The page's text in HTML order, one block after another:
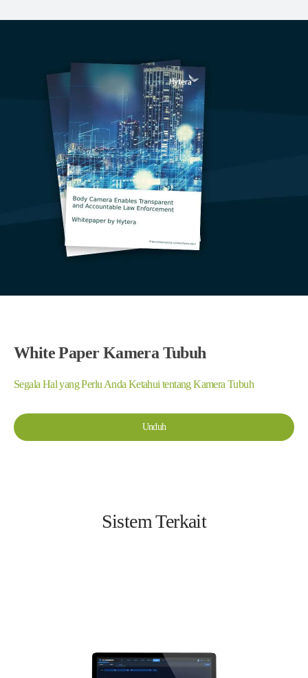
White Paper Kamera Tubuh
Segala Hal yang Perlu Anda Ketahui tentang Kamera Tubuh
Unduh
Sistem Terkait